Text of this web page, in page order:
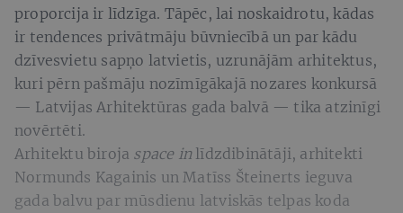
proporcija ir līdzīga. Tāpēc, lai noskaidrotu, kādas
ir tendences privātmāju būvniecībā un par kādu
dzīvesvietu sapņo latvietis, uzrunājām arhitektus,
kuri pērn pašmāju nozīmīgākajā nozares konkursā
— Latvijas Arhitektūras gada balvā — tika atzinīgi
novērtēti.
Arhitektu biroja space in līdzdibinātāji, arhitekti
Normunds Kagainis un Matīss Šteinerts ieguva
gada balvu par mūsdienu latviskās telpas koda